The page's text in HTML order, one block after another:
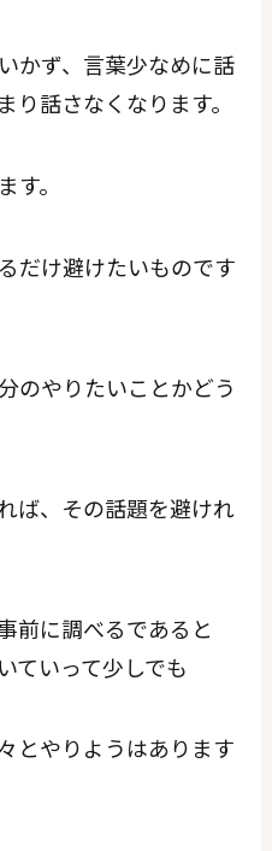
かず、言葉少なめに話
り話さなくなります。
す。
だけ避けたいものです
のやりたいことかどう
ば、その話題を避けれ
前に調べるであると
ていって少しでも
とやりようはあります